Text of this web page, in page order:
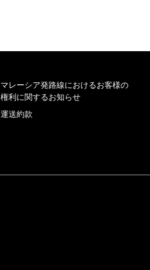
マレーシア発路線におけるお客様の
権利に関するお知らせ
運送約款